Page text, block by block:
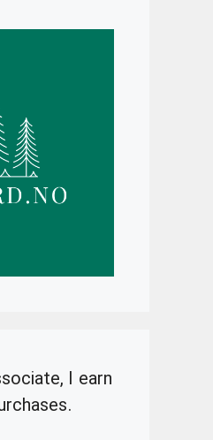
I earn